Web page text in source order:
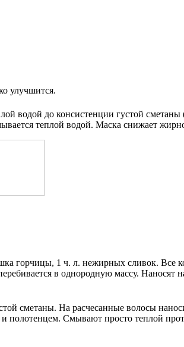
улучшится.
водой до консистенции густой
теплой водой. Маска снижает
горчицы, 1 ч. л. нежирных сливок.
в однородную массу. Наносят
сметаны. На расчесанные волосы
Смывают просто теплой